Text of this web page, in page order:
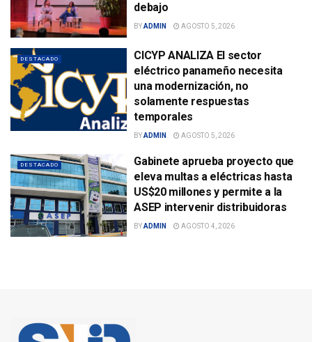
debajo
BYADMIN AGOSTO 5, 2026
DESTACADO
CICYP ANALIZA El sector
eléctrico panameño necesita
una modernización, no
solamente respuestas
temporales
BYADMIN AGOSTO 5, 2026
DESTACADO
Gabinete aprueba proyecto que
eleva multas a eléctricas hasta
US$20 millones y permite a la
ASEP intervenir distribuidoras
BYADMIN AGOSTO 4, 2026